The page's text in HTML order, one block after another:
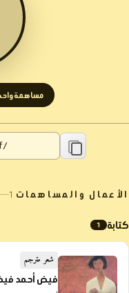
مساهمة
الأعمال والمساهمات 1
كتابة 1
شعر مترجم
فيض أحمد فيض